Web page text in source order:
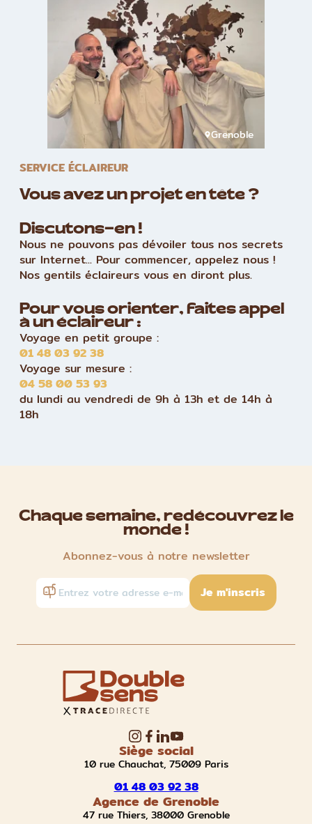
Grenoble
SERVICE ÉCLAIREUR
Vous avez un projet en tête ?
Discutons-en !
Nous ne pouvons pas dévoiler tous nos secrets
sur Internet... Pour commencer, appelez nous !
Nos gentils éclaireurs vous en diront plus.
Pour vous orienter, faites appel
à un éclaireur :
Voyage en petit groupe :
01 48 03 92 38
Voyage sur mesure :
04 58 00 53 93
du lundi au vendredi de 9h à 13h et de 14h à
18h
Chaque semaine, redécouvrez le
monde !
Abonnez-vous à notre newsletter
Je m'inscris
Siège social
10 rue Chauchat, 75009 Paris
01 48 03 92 38
Agence de Grenoble
47 rue Thiers, 38000 Grenoble